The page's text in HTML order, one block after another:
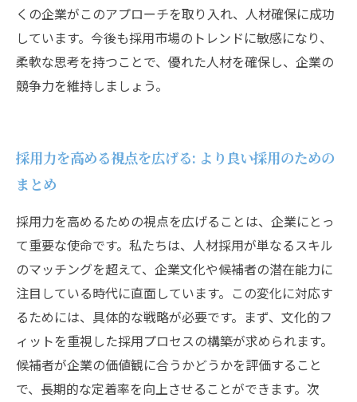
くの企業がこのアプローチを取り入れ、人材確保に成功
しています。今後も採用市場のトレンドに敏感になり、
柔軟な思考を持つことで、優れた人材を確保し、企業の
競争力を維持しましょう。
採用力を高める視点を広げる: より良い採用のための
まとめ
採用力を高めるための視点を広げることは、企業にとっ
て重要な使命です。私たちは、人材採用が単なるスキル
のマッチングを超えて、企業文化や候補者の潜在能力に
注目している時代に直面しています。この変化に対応す
るためには、具体的な戦略が必要です。まず、文化的フ
ィットを重視した採用プロセスの構築が求められます。
候補者が企業の価値観に合うかどうかを評価すること
で、長期的な定着率を向上させることができます。次